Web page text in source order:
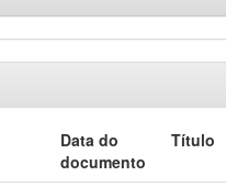
Data do
documento
Título